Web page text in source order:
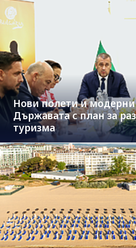
Нови полети и модерни
Държавата с план за
туризма